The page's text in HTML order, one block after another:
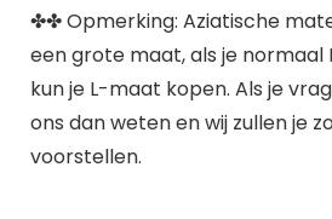
✤✤ Opmerking: Aziatische
een grote maat, als je
kun je L-maat kopen. Als je
ons dan weten en wij zullen je
voorstellen.